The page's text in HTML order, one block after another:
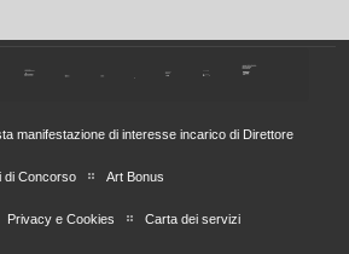
manifestazione di interesse incarico di Direttore
di Concorso Art Bonus
Privacy e Cookies Carta dei servizi